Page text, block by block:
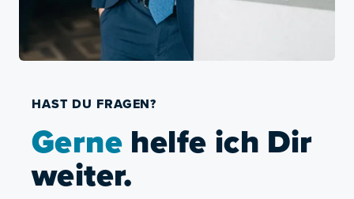
HAST DU FRAGEN?
Gerne helfe ich Dir
weiter.